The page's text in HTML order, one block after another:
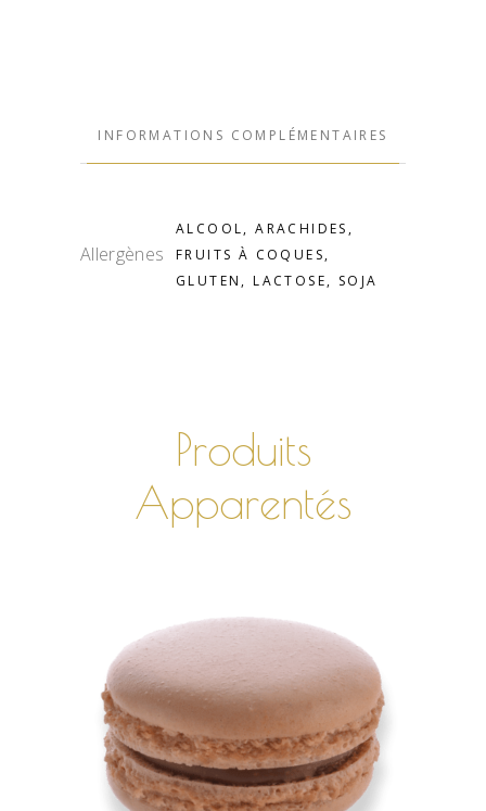
INFORMATIONS COMPLÉMENTAIRES
Allergènes
ALCOOL, ARACHIDES,
FRUITS À COQUES,
GLUTEN, LACTOSE, SOJA
Produits
Apparentés